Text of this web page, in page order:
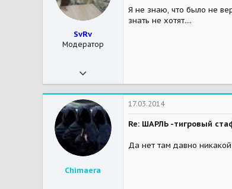
Мои зверушки
SvRv
Модератор
19 099
2 044
113
Пушкино
Мои зверушки
Я не знаю, что было не
знать не хотят....
Chimaera
17.03.2014
Re: ШАРЛЬ -тигровый
Да нет там давно